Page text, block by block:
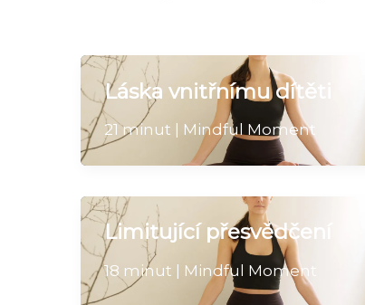
Láska vnitřnímu dítěti
21 minut | Mindful Moment
Limitující přesvědčení
18 minut | Mindful Moment